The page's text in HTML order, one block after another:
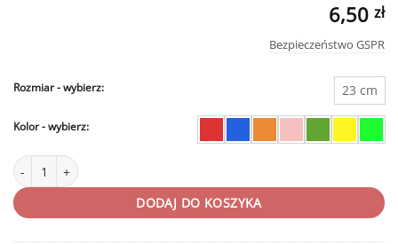
6,50 zł
Bezpieczeństwo GSPR
Rozmiar 23 cm
Kolor
ilość Pachołek treningowy Get Spart 23 cm PT-S230MM
DODAJ DO KOSZYKA